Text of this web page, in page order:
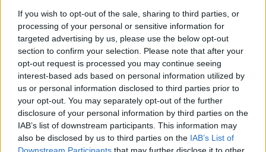
If you wish to opt-out of the sale, sharing to third parties, or
processing of your personal or sensitive information for
targeted advertising by us, please use the below opt-out
section to confirm your selection. Please note that after your
opt-out request is processed you may continue seeing
interest-based ads based on personal information utilized by
us or personal information disclosed to third parties prior to
your opt-out. You may separately opt-out of the further
disclosure of your personal information by third parties on the
IAB’s list of downstream participants. This information may
also be disclosed by us to third parties on the IAB’s List of
2026-02-13, 15:32
Medlem
Reg: Apr 2024
Citat:
Ursprungligen postat avherrmojd51
Jag ska ut och resa i sverige och Europa från juni-september
och tänkte då bo i bilen, men vill inte ha en husbil då dommär
så stor.
Tänker nåt mindre, typ en liten skåpbil.